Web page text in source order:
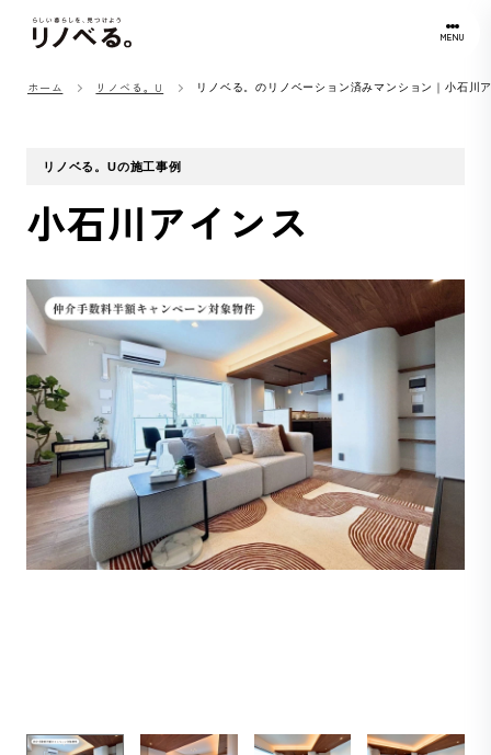
MENU
ホーム リノベる。U リノベる。のリノベーション済みマンション｜小石川
リノベる。Uの施工事例
小石川アインス